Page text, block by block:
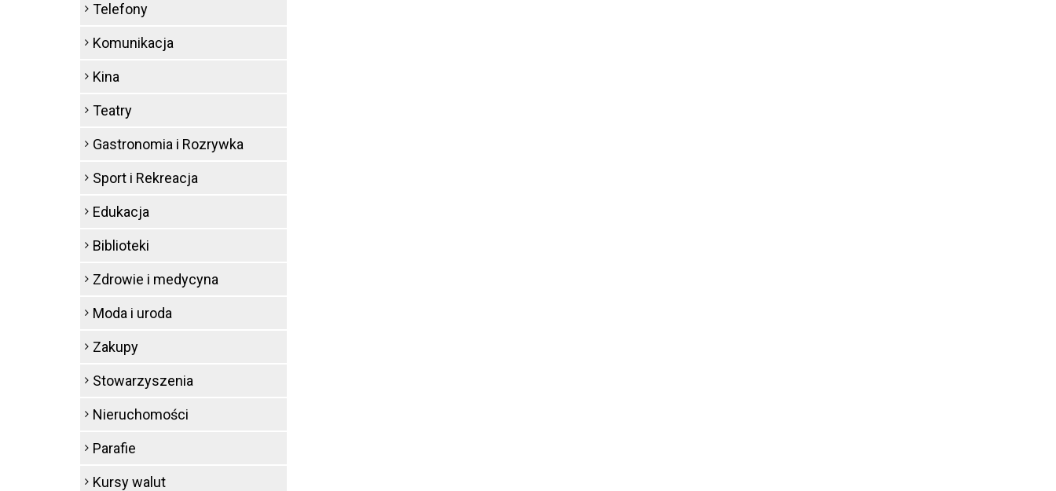
Telefony
Komunikacja
Kina
Teatry
Gastronomia i Rozrywka
Sport i Rekreacja
Edukacja
Biblioteki
Zdrowie i medycyna
Moda i uroda
Zakupy
Stowarzyszenia
Nieruchomości
Parafie
Kursy walut